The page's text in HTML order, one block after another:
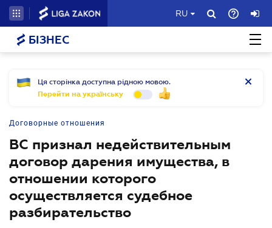
RU
БІЗНЕС
Ця сторінка доступна рідною мовою.
Перейти на українську
Договорные отношения
ВС признал недействительным
договор дарения имущества, в
отношении которого
осуществляется судебное
разбирательство